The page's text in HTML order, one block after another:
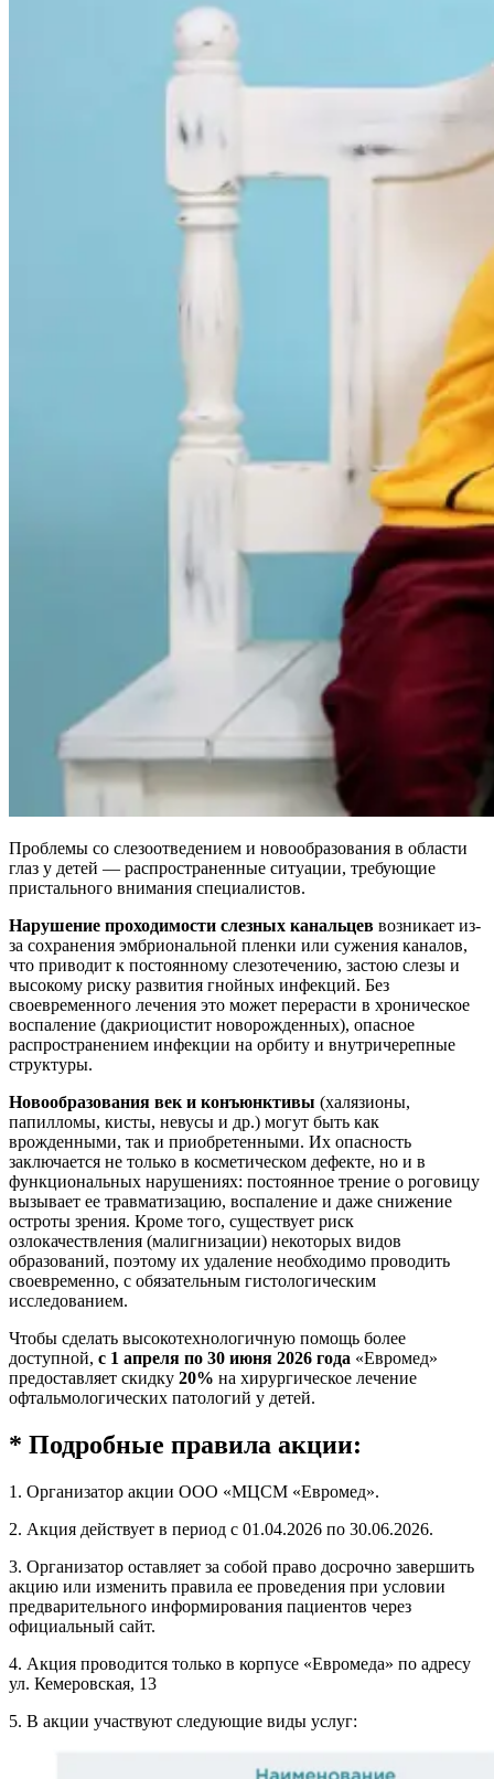
Проблемы со слезоотведением и новообразования в области
глаз у детей — распространенные ситуации, требующие
пристального внимания специалистов.
Нарушение проходимости слезных канальцев возникает из-
за сохранения эмбриональной пленки или сужения каналов,
что приводит к постоянному слезотечению, застою слезы и
высокому риску развития гнойных инфекций. Без
своевременного лечения это может перерасти в хроническое
воспаление (дакриоцистит новорожденных), опасное
распространением инфекции на орбиту и внутричерепные
структуры.
Новообразования век и конъюнктивы (халязионы,
папилломы, кисты, невусы и др.) могут быть как
врожденными, так и приобретенными. Их опасность
заключается не только в косметическом дефекте, но и в
функциональных нарушениях: постоянное трение о роговицу
вызывает ее травматизацию, воспаление и даже снижение
остроты зрения. Кроме того, существует риск
озлокачествления (малигнизации) некоторых видов
образований, поэтому их удаление необходимо проводить
своевременно, с обязательным гистологическим
исследованием.
Чтобы сделать высокотехнологичную помощь более
доступной, с 1 апреля по 30 июня 2026 года «Евромед»
предоставляет скидку 20% на хирургическое лечение
офтальмологических патологий у детей.
* Подробные правила акции:
1. Организатор акции ООО «МЦСМ «Евромед».
2. Акция действует в период с 01.04.2026 по 30.06.2026.
3. Организатор оставляет за собой право досрочно завершить
акцию или изменить правила ее проведения при условии
предварительного информирования пациентов через
официальный сайт.
4. Акция проводится только в корпусе «Евромеда» по адресу
ул. Кемеровская, 13
5. В акции участвуют следующие виды услуг: